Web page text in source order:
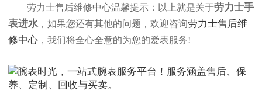
劳力士售后维修中心温馨提示：以上就是关于劳力士手
表进水 ，如果您还有其他的问题，欢迎咨询劳力士售后维
修中心 ，我们将全心全意的为您的爱表服务!